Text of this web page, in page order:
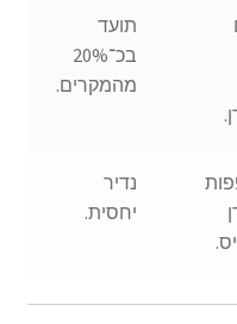
תועד
בכ־20%
מהמקרים.
נדיר
יחסית.